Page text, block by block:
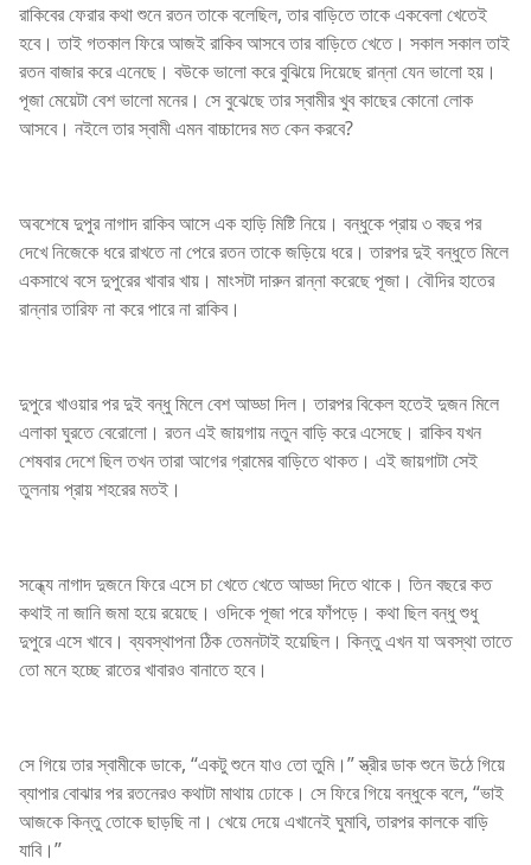
রাকিবের ফেরার কথা শুনে রতন তাকে বলেছিল, তার বাড়িতে তাকে একবেলা খেতেই
হবে। তাই গতকাল ফিরে আজই রাকিব আসবে তার বাড়িতে খেতে। সকাল সকাল তাই
রতন বাজার করে এনেছে। বউকে ভালো করে বুঝিয়ে দিয়েছে রান্না যেন ভালো হয়।
পূজা মেয়েটা বেশ ভালো মনের। সে বুঝেছে তার স্বামীর খুব কাছের কোনো লোক
আসবে। নইলে তার স্বামী এমন বাচ্চাদের মত কেন করবে?
অবশেষে দুপুর নাগাদ রাকিব আসে এক হাড়ি মিষ্টি নিয়ে। বন্ধুকে প্রায় ৩ বছর পর
দেখে নিজেকে ধরে রাখতে না পেরে রতন তাকে জড়িয়ে ধরে। তারপর দুই বন্ধুতে মিলে
একসাথে বসে দুপুরের খাবার খায়। মাংসটা দারুন রান্না করেছে পূজা। বৌদির হাতের
রান্নার তারিফ না করে পারে না রাকিব।
দুপুরে খাওয়ার পর দুই বন্ধু মিলে বেশ আড্ডা দিল। তারপর বিকেল হতেই দুজন মিলে
এলাকা ঘুরতে বেরোলো। রতন এই জায়গায় নতুন বাড়ি করে এসেছে। রাকিব যখন
শেষবার দেশে ছিল তখন তারা আগের গ্রামের বাড়িতে থাকত। এই জায়গাটা সেই
তুলনায় প্রায় শহরের মতই।
সন্ধ্যে নাগাদ দুজনে ফিরে এসে চা খেতে খেতে আড্ডা দিতে থাকে। তিন বছরে কত
কথাই না জানি জমা হয়ে রয়েছে। ওদিকে পূজা পরে ফাঁপড়ে। কথা ছিল বন্ধু শুধু
দুপুরে এসে খাবে। ব্যবস্থাপনা ঠিক তেমনটাই হয়েছিল। কিন্তু এখন যা অবস্থা তাতে
তো মনে হচ্ছে রাতের খাবারও বানাতে হবে।
সে গিয়ে তার স্বামীকে ডাকে, “একটু শুনে যাও তো তুমি।” স্ত্রীর ডাক শুনে উঠে গিয়ে
ব্যাপার বোঝার পর রতনেরও কথাটা মাথায় ঢোকে। সে ফিরে গিয়ে বন্ধুকে বলে, “ভাই
আজকে কিন্তু তোকে ছাড়ছি না। খেয়ে দেয়ে এখানেই ঘুমাবি, তারপর কালকে বাড়ি
যাবি।”